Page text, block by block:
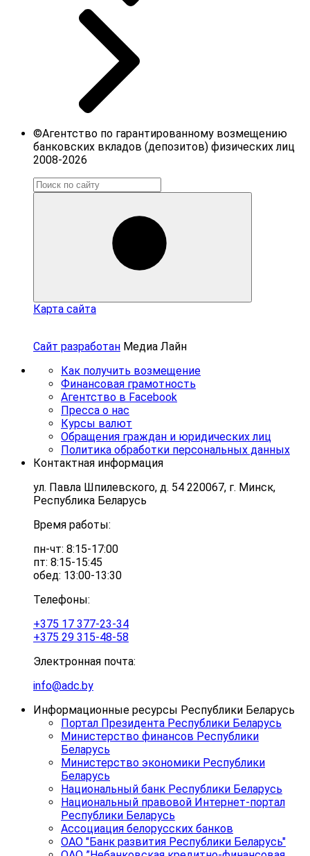
©Агентство по гарантированному возмещению
банковских вкладов (депозитов) физических лиц
2008-2026
Карта сайта
Сайт разработан Медиа Лайн
Как получить возмещение
Финансовая грамотность
Агентство в Facebook
Пресса о нас
Курсы валют
Обращения граждан и юридических лиц
Политика обработки персональных данных
Контактная информация
ул. Павла Шпилевского, д. 54 220067, г. Минск,
Республика Беларусь
Время работы:
пн-чт: 8:15-17:00
пт: 8:15-15:45
обед: 13:00-13:30
Телефоны:
+375 17 377-23-34
+375 29 315-48-58
Электронная почта:
info@adc.by
Информационные ресурсы Республики Беларусь
Портал Президента Республики Беларусь
Министерство финансов Республики
Беларусь
Министерство экономики Республики
Беларусь
Национальный банк Республики Беларусь
Национальный правовой Интернет-портал
Республики Беларусь
Ассоциация белорусских банков
ОАО "Банк развития Республики Беларусь"